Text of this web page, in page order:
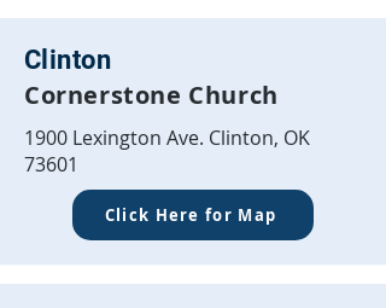
Clinton
Cornerstone Church
1900 Lexington Ave. Clinton, OK
73601
Click Here for Map